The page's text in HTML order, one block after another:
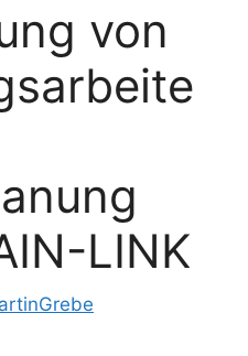
von
LINK